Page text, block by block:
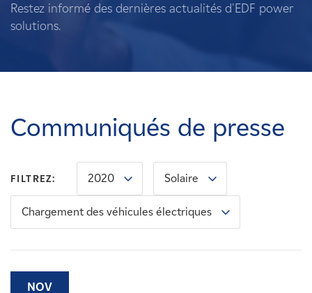
Propriétaires fonciers
Carrières
Nouvelles
Contactez-nous
Restez informé des dernières actualités d'EDF power
solutions.
Communiqués de presse
FILTREZ: 2020 Solaire
Chargement des véhicules électriques
NOV